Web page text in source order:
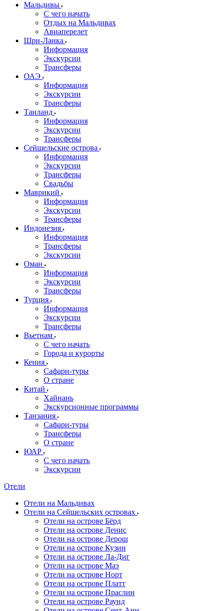
Мальдивы
С чего начать
Отдых на Мальдивах
Авиаперелет
Шри-Ланка
Информация
Экскурсии
Трансферы
ОАЭ
Информация
Экскурсии
Трансферы
Таиланд
Информация
Экскурсии
Трансферы
Сейшельские острова
Информация
Экскурсии
Трансферы
Свадьбы
Маврикий
Информация
Экскурсии
Трансферы
Индонезия
Информация
Трансферы
Экскурсии
Оман
Информация
Экскурсии
Трансферы
Турция
Информация
Экскурсии
Трансферы
Вьетнам
С чего начать
Города и курорты
Кения
Сафари-туры
О стране
Китай
Хайнань
Экскурсионные программы
Танзания
Сафари-туры
Трансферы
О стране
ЮАР
С чего начать
Экскурсии
Отели
Отели на Мальдивах
Отели на Сейшельских островах
Отели на острове Бёрд
Отели на острове Денис
Отели на острове Дерош
Отели на острове Кузин
Отели на острове Ла-Диг
Отели на острове Маэ
Отели на острове Норт
Отели на острове Платт
Отели на острове Праслин
Отели на острове Раунд